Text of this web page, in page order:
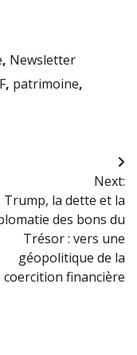
, Newsletter
, patrimoine,
Next:
Trump, la dette et la
des bons du
Trésor : vers une
géopolitique de la
coercition financière